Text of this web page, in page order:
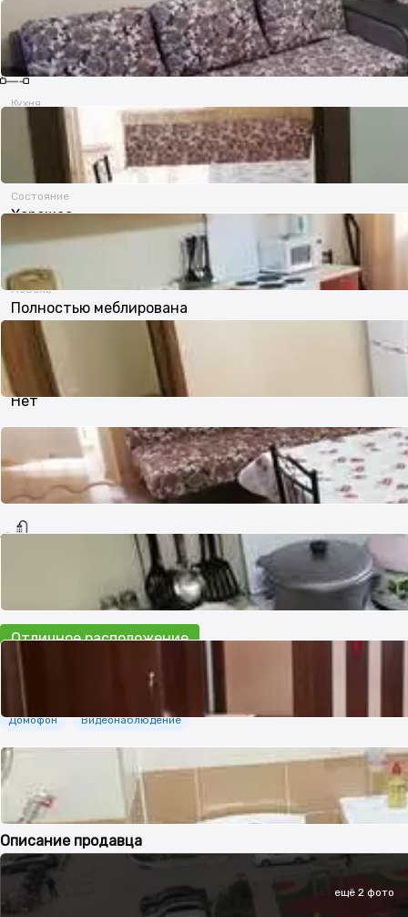
ещё 2 фото
45 м²
Кухня
Состояние
Хорошее
Мебель
Полностью меблирована
Телефон
Нет
Интернет
Оптика
Отличное расположение
Безопасность
Домофон Видеонаблюдение
Дополнительно
Пластиковые окна Неугловая Улучшенная Комнаты
Описание продавца
1-ком.кв жк Кенесары ПОСУТОЧНО wi-fi интернет
МЕРОПРИЯТИЯ НЕ СДАЕТСЯ)Курить в квартире